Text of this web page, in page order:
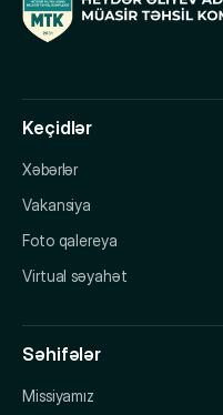
Keçidlər
Xəbərlər
Vakansiya
Foto qalereya
Virtual səyahət
Səhifələr
Missiyamız